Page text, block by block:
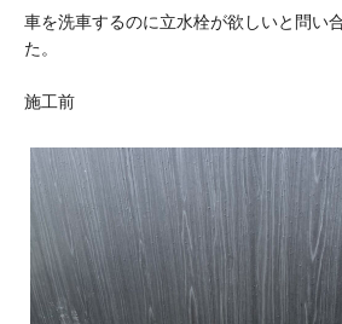
車を洗車するのに立水栓が欲しいと問い
た。
施工前